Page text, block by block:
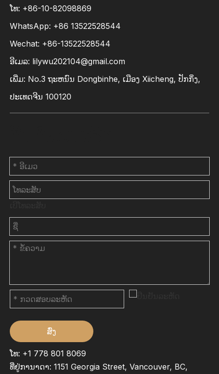
ໂທ: +86-10-82098869
WhatsApp: +86 13522528544
Wechat: +86-13522528544
ອີເມລ: lilywu202104@gmail.com
ເພີ່ມ​: No.3 ຖະ​ຫນົນ Dongbinhe​, ເມືອງ Xiicheng​, ປັກ​ກິ່ງ​,
ປະ​ເທດ​ຈີນ 100120
ສົ່ງ
ໂທ: +1 778 801 8069
ທີ່ຢູ່ການາດາ: 1151 Georgia Street, Vancouver, BC,